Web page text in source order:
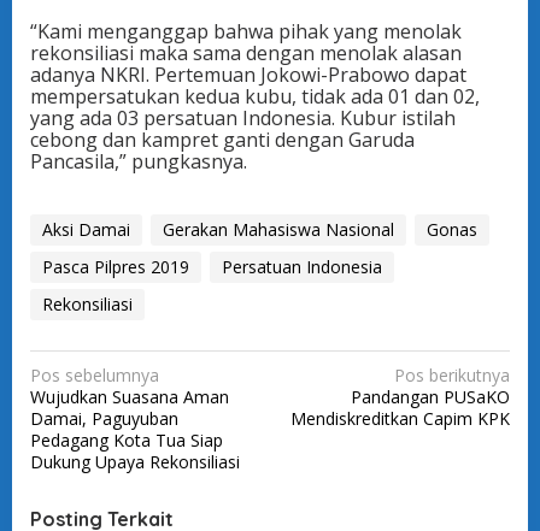
“Kami menganggap bahwa pihak yang menolak
rekonsiliasi maka sama dengan menolak alasan
adanya NKRI. Pertemuan Jokowi-Prabowo dapat
mempersatukan kedua kubu, tidak ada 01 dan 02,
yang ada 03 persatuan Indonesia. Kubur istilah
cebong dan kampret ganti dengan Garuda
Pancasila,” pungkasnya.
Aksi Damai Gerakan Mahasiswa Nasional
Gonas
Pasca Pilpres 2019
Persatuan Indonesia
Rekonsiliasi
N
a
v
i
g
Pos sebelumnya
Wujudkan Suasana Aman
Damai, Paguyuban
Pedagang Kota Tua Siap
Dukung Upaya Rekonsiliasi
Pos berikutnya
Pandangan PUSaKO
Mendiskreditkan Capim KPK
Posting Terkait